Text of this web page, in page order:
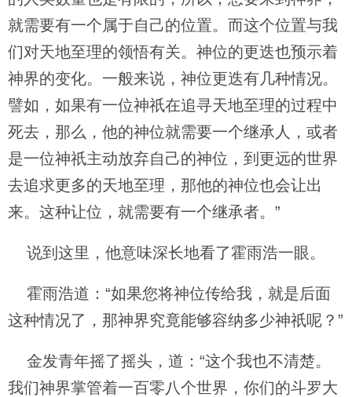
就需要有一个属于自己的位置。而这个位置与我
们对天地至理的领悟有关。神位的更迭也预示着
神界的变化。一般来说，神位更迭有几种情况。
譬如，如果有一位神祇在追寻天地至理的过程中
死去，那么，他的神位就需要一个继承人，或者
是一位神祇主动放弃自己的神位，到更远的世界
去追求更多的天地至理，那他的神位也会让出
来。这种让位，就需要有一个继承者。”
说到这里，他意味深长地看了霍雨浩一眼。
霍雨浩道：“如果您将神位传给我，就是后面
这种情况了，那神界究竟能够容纳多少神祇呢？”
金发青年摇了摇头，道：“这个我也不清楚。
我们神界掌管着一百零八个世界，你们的斗罗大